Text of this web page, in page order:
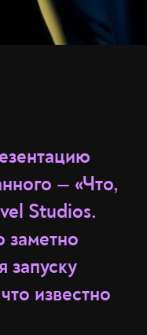
— «Что,
Studios.
заметно
запуску
известно